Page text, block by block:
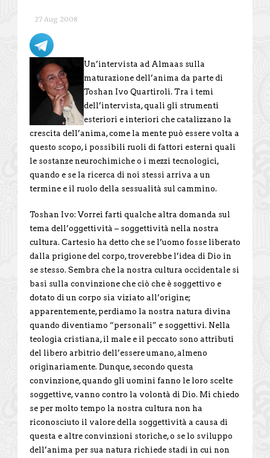
27 Aug 2008
Un’intervista ad Almaas sulla
maturazione dell’anima da parte di
Toshan Ivo Quartiroli. Tra i temi
dell’intervista, quali gli strumenti
esteriori e interiori che catalizzano la
crescita dell’anima, come la mente può essere volta a
questo scopo, i possibili ruoli di fattori esterni quali
le sostanze neurochimiche o i mezzi tecnologici,
quando e se la ricerca di noi stessi arriva a un
termine e il ruolo della sessualità sul cammino.
Toshan Ivo: Vorrei farti qualche altra domanda sul
tema dell’oggettività – soggettività nella nostra
cultura. Cartesio ha detto che se l’uomo fosse liberato
dalla prigione del corpo, troverebbe l’idea di Dio in
se stesso. Sembra che la nostra cultura occidentale si
basi sulla convinzione che ciò che è soggettivo e
dotato di un corpo sia viziato all’origine;
apparentemente, perdiamo la nostra natura divina
quando diventiamo “personali” e soggettivi. Nella
teologia cristiana, il male e il peccato sono attributi
del libero arbitrio dell’essere umano, almeno
originariamente. Dunque, secondo questa
convinzione, quando gli uomini fanno le loro scelte
soggettive, vanno contro la volontà di Dio. Mi chiedo
se per molto tempo la nostra cultura non ha
riconosciuto il valore della soggettività a causa di
questa e altre convinzioni storiche, o se lo sviluppo
dell’anima per sua natura richiede stadi in cui non